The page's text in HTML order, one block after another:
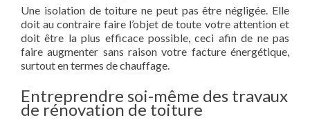
Une isolation de toiture ne peut pas être négligée. Elle
doit au contraire faire l’objet de toute votre attention et
doit être la plus efficace possible, ceci afin de ne pas
faire augmenter sans raison votre facture énergétique,
surtout en termes de chauffage.
Entreprendre soi-même des travaux
de rénovation de toiture